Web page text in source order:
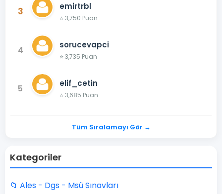
3 emirtrbl
⭐ 3,750 Puan
4 sorucevapci
⭐ 3,735 Puan
5 elif_cetin
⭐ 3,685 Puan
Tüm Sıralamayı Gör →
Kategoriler
📁 Ales - Dgs - Msü Sınavları